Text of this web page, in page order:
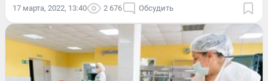
17 марта, 2022, 13:40 2 676 Обсудить